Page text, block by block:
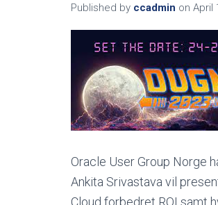
Published by ccadmin on April
Oracle User Group Norge
Ankita Srivastava vil
Cloud forbedret ROI samt